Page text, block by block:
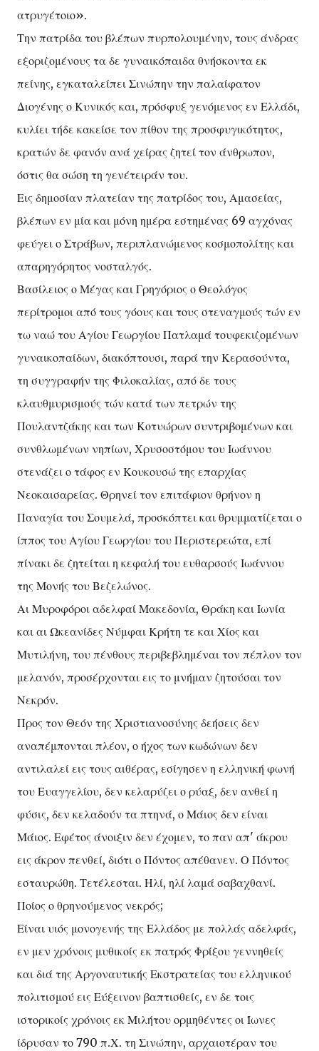
ατρυγέτοιο».
Την πατρίδα του βλέπων πυρπολουμένην, τους άνδρας
εξοριζομένους τα δε γυναικόπαιδα θνήσκοντα εκ
πείνης, εγκαταλείπει Σινώπην την παλαίφατον
Διογένης ο Κυνικός και, πρόσφυξ γενόμενος εν Ελλάδι,
κυλίει τήδε κακείσε τον πίθον της προσφυγικότητος,
κρατών δε φανόν ανά χείρας ζητεί τον άνθρωπον,
όστις θα σώση τη γενέτειράν του.
Εις δημοσίαν πλατείαν της πατρίδος του, Αμασείας,
βλέπων εν μία και μόνη ημέρα εστημένας 69 αγχόνας
φεύγει ο Στράβων, περιπλανώμενος κοσμοπολίτης και
απαρηγόρητος νοσταλγός.
Βασίλειος ο Μέγας και Γρηγόριος ο Θεολόγος
περίτρομοι από τους γόους και τους στεναγμούς τών εν
τω ναώ του Αγίου Γεωργίου Πατλαμά τουφεκιζομένων
γυναικοπαίδων, διακόπτουσι, παρά την Κερασούντα,
τη συγγραφήν της Φιλοκαλίας, από δε τους
κλαυθμυρισμούς τών κατά των πετρών της
Πουλαντζάκης και των Κοτυώρων συντριβομένων και
συνθλωμένων νηπίων, Χρυσοστόμου του Ιωάννου
στενάζει ο τάφος εν Κουκουσώ της επαρχίας
Νεοκαισαρείας. Θρηνεί τον επιτάφιον θρήνον η
Παναγία του Σουμελά, προσκόπτει και θρυμματίζεται ο
ίππος του Αγίου Γεωργίου του Περιστερεώτα, επί
πίνακι δε ζητείται η κεφαλή του ευθαρσούς Ιωάννου
της Μονής του Βεζελώνος.
Αι Μυροφόροι αδελφαί Μακεδονία, Θράκη και Ιωνία
και αι Ωκεανίδες Νύμφαι Κρήτη τε και Χίος και
Μυτιλήνη, του πένθους περιβεβλημέναι τον πέπλον τον
μελανόν, προσέρχονται εις το μνήμαν ζητούσαι τον
Νεκρόν.
Προς τον Θεόν της Χριστιανοσύνης δεήσεις δεν
αναπέμπονται πλέον, ο ήχος των κωδώνων δεν
αντιλαλεί εις τους αιθέρας, εσίγησεν η ελληνική φωνή
του Ευαγγελίου, δεν κελαρύζει ο ρύαξ, δεν ανθεί η
φύσις, δεν κελαδούν τα πτηνά, ο Μάιος δεν είναι
Μάιος. Εφέτος άνοιξιν δεν έχομεν, το παν απ' άκρου
εις άκρον πενθεί, διότι ο Πόντος απέθανεν. Ο Πόντος
εσταυρώθη. Τετέλεσται. Ηλί, ηλί λαμά σαβαχθανί.
Ποίος ο θρηνούμενος νεκρός;
Είναι υιός μονογενής της Ελλάδος με πολλάς αδελφάς,
εν μεν χρόνοις μυθικοίς εκ πατρός Φρίξου γεννηθείς
και διά της Αργοναυτικής Εκστρατείας του ελληνικού
πολιτισμού εις Εύξεινον βαπτισθείς, εν δε τοις
ιστορικοίς χρόνοις εκ Μιλήτου ορμηθέντες οι Ίωνες
ίδρυσαν το 790 π.Χ. τη Σινώπην, αρχαιοτέραν του